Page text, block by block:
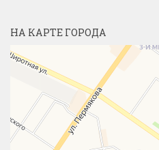
НА КАРТЕ ГОРОДА